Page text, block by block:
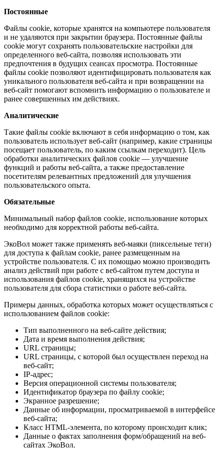
Постоянные
Файлы cookie, которые хранятся на компьютере пользователя
и не удаляются при закрытии браузера. Постоянные файлы
cookie могут сохранять пользовательские настройки для
определенного веб-сайта, позволяя использовать эти
предпочтения в будущих сеансах просмотра. Постоянные
файлы cookie позволяют идентифицировать пользователя как
уникального пользователя веб-сайта и при возвращении на
веб-сайт помогают вспомнить информацию о пользователе и
ранее совершенных им действиях.
Аналитические
Такие файлы cookie включают в себя информацию о том, как
пользователь использует веб-сайт (например, какие страницы
посещает пользователь, по каким ссылкам переходит). Цель
обработки аналитических файлов cookie — улучшение
функций и работы веб-сайта, а также предоставление
посетителям релевантных предложений для улучшения
пользовательского опыта.
Обязательные
Минимальный набор файлов cookie, использование которых
необходимо для корректной работы веб-сайта.
ЭкоВол может также применять веб-маяки (пиксельные теги)
для доступа к файлам cookie, ранее размещенным на
устройстве пользователя. С их помощью можно производить
анализ действий при работе с веб-сайтом путем доступа и
использования файлов cookie, хранящихся на устройстве
пользователя для сбора статистики о работе веб-сайта.
Примеры данных, обработка которых может осуществляться с
использованием файлов cookie:
Тип выполненного на веб-сайте действия;
Дата и время выполнения действия;
URL страницы;
URL страницы, с которой был осуществлен переход на
веб-сайт;
IP-адрес;
Версия операционной системы пользователя;
Идентификатор браузера по файлу cookie;
Экранное разрешение;
Данные об информации, просматриваемой в интерфейсе
веб-сайта;
Класс HTML-элемента, по которому происходит клик;
Данные о фактах заполнения форм/обращений на веб-
сайтах ЭкоВол.